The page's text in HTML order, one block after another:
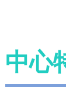
中心